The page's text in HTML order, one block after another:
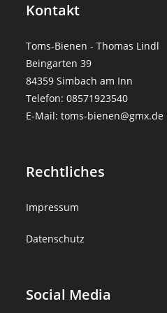
Kontakt
Toms-Bienen - Thomas Lindl
Beingarten 39
84359 Simbach am Inn
Telefon: 08571923540
E-Mail: toms-bienen@gmx.de
Rechtliches
Impressum
Datenschutz
Social Media